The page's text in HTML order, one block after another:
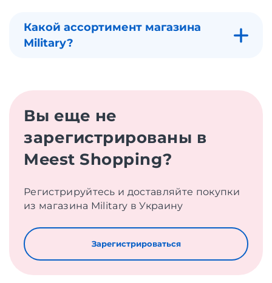
Какой ассортимент магазина
Military?
Вы еще не
зарегистрированы в
Meest Shopping?
Регистрируйтесь и доставляйте покупки
из магазина Military в Украину
Зарегистрироваться